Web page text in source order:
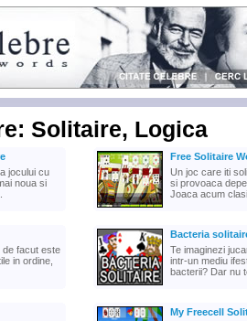
Solitaire, Logica
jocului cu
noua si
Free Solitaire
Un joc care iti
si provoaca
Joaca acum
de facut este
in ordine,
Bacteria
Te imaginezi
intr-un mediu
bacterii? Dar nu
My Freecell